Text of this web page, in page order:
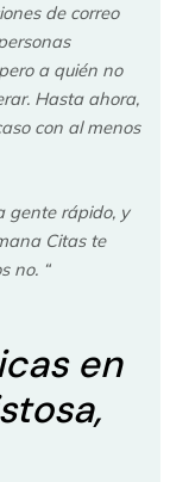
de correo
a quién no
Hasta ahora,
con al menos
gente rápido, y
Citas te
no. “
en